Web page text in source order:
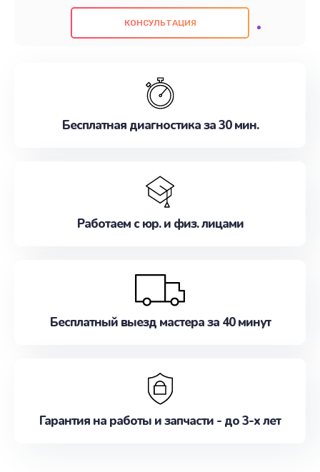
также гарантируем качество всех
проведенных работ. Наша цель - предоставить
наилучшим образом. Не медлите записаться на
КОНСУЛЬТАЦИЯ
Бесплатная диагностика за 30 мин.
Работаем с юр. и физ. лицами
Бесплатный выезд мастера за 40 минут
Гарантия на работы и запчасти - до 3-х лет